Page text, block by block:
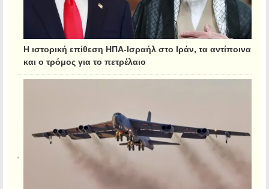
Η ιστορική επίθεση ΗΠΑ-Ισραήλ στο Ιράν, τα αντίποινα
και ο τρόμος για το πετρέλαιο